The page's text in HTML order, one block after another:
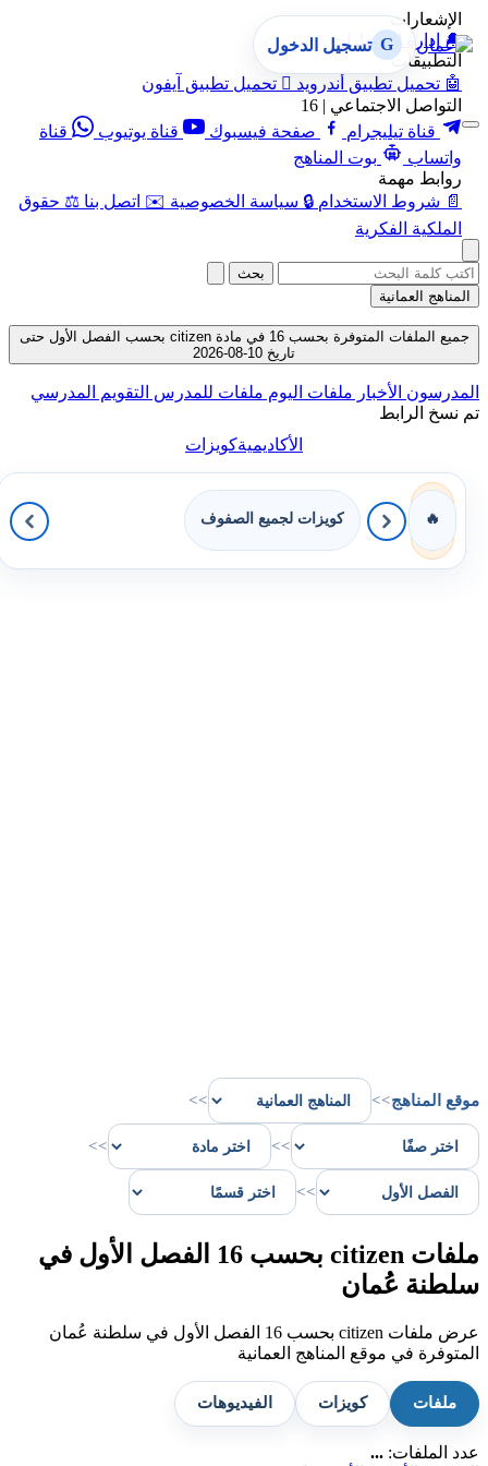
الإشعارات
🔔 إدارة الإشعارات
التطبيقات
🤖 تحميل تطبيق أندرويد  تحميل تطبيق آيفون
التواصل الاجتماعي | 16
قناة تيليجرام
صفحة فيسبوك قناة يوتيوب
قناة
واتساب
بوت المناهج
روابط مهمة
📄 شروط الاستخدام 🔒 سياسة الخصوصية ✉️ اتصل بنا ⚖️ حقوق
الملكية الفكرية
G تسجيل الدخول
بحث
المناهج العمانية
جميع الملفات المتوفرة بحسب 16 في مادة citizen بحسب الفصل الأول حتى
تاريخ 10-08-2026
المدرسون الأخبار ملفات اليوم ملفات للمدرس التقويم المدرسي
تم نسخ الرابط
الأكاديميةكويزات
🔥 كويزات لجميع الصفوف
موقع المناهج>>
>>
>>
>>
>>
ملفات citizen بحسب 16 الفصل الأول في
سلطنة عُمان
عرض ملفات citizen بحسب 16 الفصل الأول في سلطنة عُمان
المتوفرة في موقع المناهج العمانية
ملفات كويزات الفيديوهات
عدد الملفات: ...